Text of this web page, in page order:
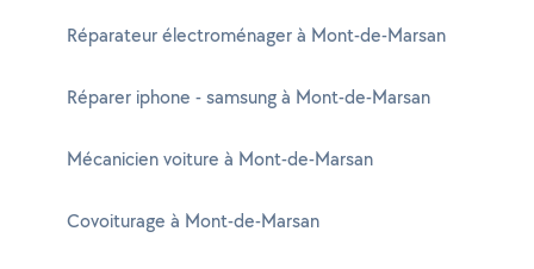
Réparateur électroménager à Mont-de-Marsan
Réparer iphone - samsung à Mont-de-Marsan
Mécanicien voiture à Mont-de-Marsan
Covoiturage à Mont-de-Marsan